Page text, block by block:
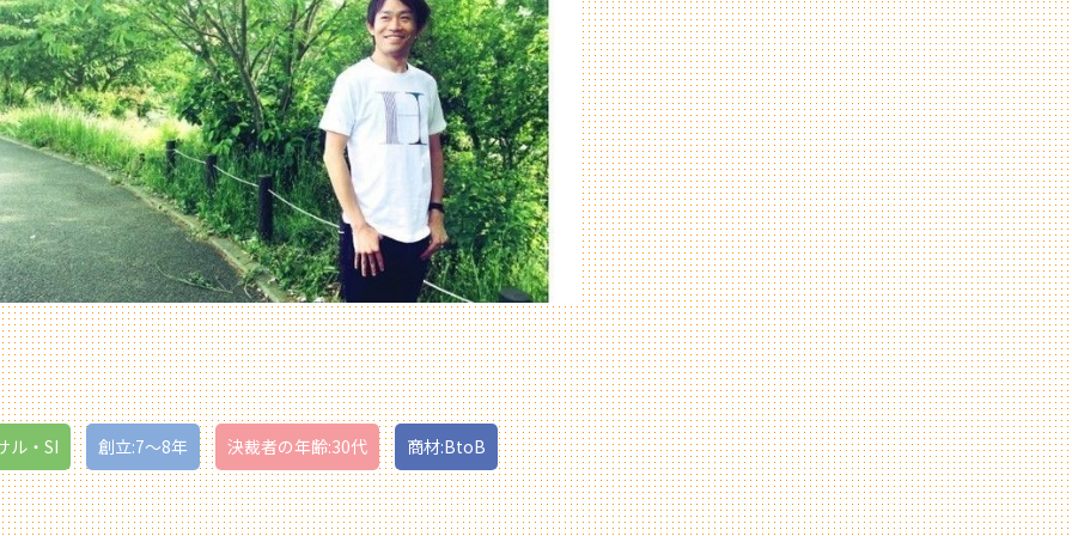
ル・SI 創立:7〜8年 決裁者の年齢:30代 商材:BtoB